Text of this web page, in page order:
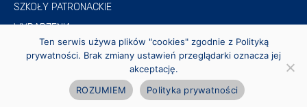
Ten serwis używa plików "cookies" zgodnie z Polityką
prywatności. Brak zmiany ustawień przeglądarki oznacza jej
akceptację.
ROZUMIEM
Polityka prywatności
SZKOŁY PATRONACKIE
WYDARZENIA
KONTAKT
© 2026WSPÓŁPRACA ZE SZKOŁAMI